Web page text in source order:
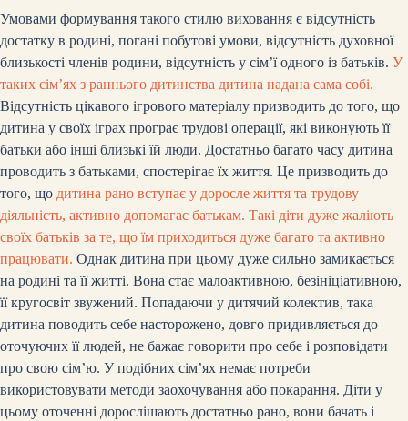
Умовами формування такого стилю виховання є відсутність
достатку в родині, погані побутові умови, відсутність духовної
близькості членів родини, відсутність у сім’ї одного із батьків. У
таких сім’ях з раннього дитинства дитина надана сама собі.
Відсутність цікавого ігрового матеріалу призводить до того, що
дитина у своїх іграх програє трудові операції, які виконують її
батьки або інші близькі їй люди. Достатньо багато часу дитина
проводить з батьками, спостерігає їх життя. Це призводить до
того, що дитина рано вступає у доросле життя та трудову
діяльність, активно допомагає батькам. Такі діти дуже жаліють
своїх батьків за те, що їм приходиться дуже багато та активно
працювати. Однак дитина при цьому дуже сильно замикається
на родині та її житті. Вона стає малоактивною, безініціативною,
її кругосвіт звужений. Попадаючи у дитячий колектив, така
дитина поводить себе насторожено, довго придивляється до
оточуючих її людей, не бажає говорити про себе і розповідати
про свою сім’ю. У подібних сім’ях немає потреби
використовувати методи заохочування або покарання. Діти у
цьому оточенні дорослішають достатньо рано, вони бачать і